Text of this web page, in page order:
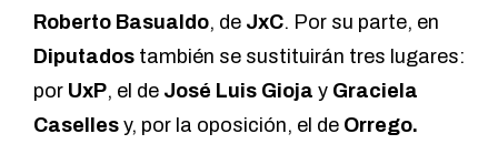
Roberto Basualdo, de JxC. Por su parte, en
Diputados también se sustituirán tres lugares:
por UxP, el de José Luis Gioja y Graciela
Caselles y, por la oposición, el de Orrego.